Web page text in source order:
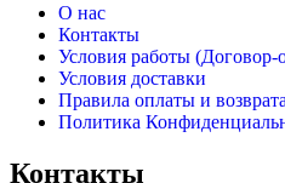
О нас
Контакты
Условия работы (Договор-
Условия доставки
Правила оплаты и
Политика
Контакты